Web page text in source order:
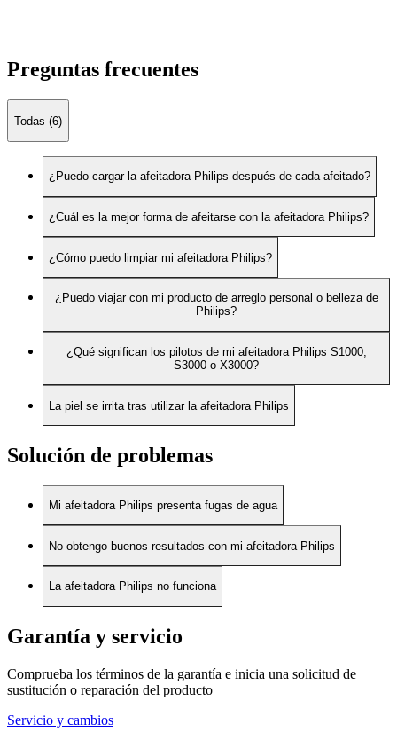
Preguntas frecuentes
Todas (6)
¿Puedo cargar la afeitadora Philips después de cada afeitado?
¿Cuál es la mejor forma de afeitarse con la afeitadora Philips?
¿Cómo puedo limpiar mi afeitadora Philips?
¿Puedo viajar con mi producto de arreglo personal o belleza de
Philips?
¿Qué significan los pilotos de mi afeitadora Philips S1000,
S3000 o X3000?
La piel se irrita tras utilizar la afeitadora Philips
Solución de problemas
Mi afeitadora Philips presenta fugas de agua
No obtengo buenos resultados con mi afeitadora Philips
La afeitadora Philips no funciona
Garantía y servicio
Comprueba los términos de la garantía e inicia una solicitud de
sustitución o reparación del producto
Servicio y cambios